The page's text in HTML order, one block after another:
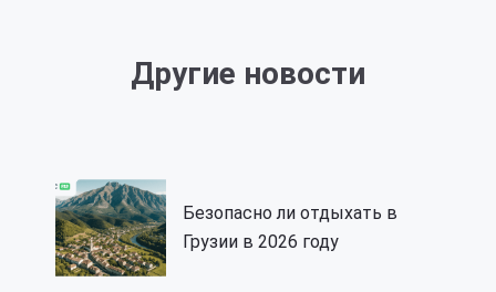
Другие новости
Безопасно ли отдыхать в
Грузии в 2026 году